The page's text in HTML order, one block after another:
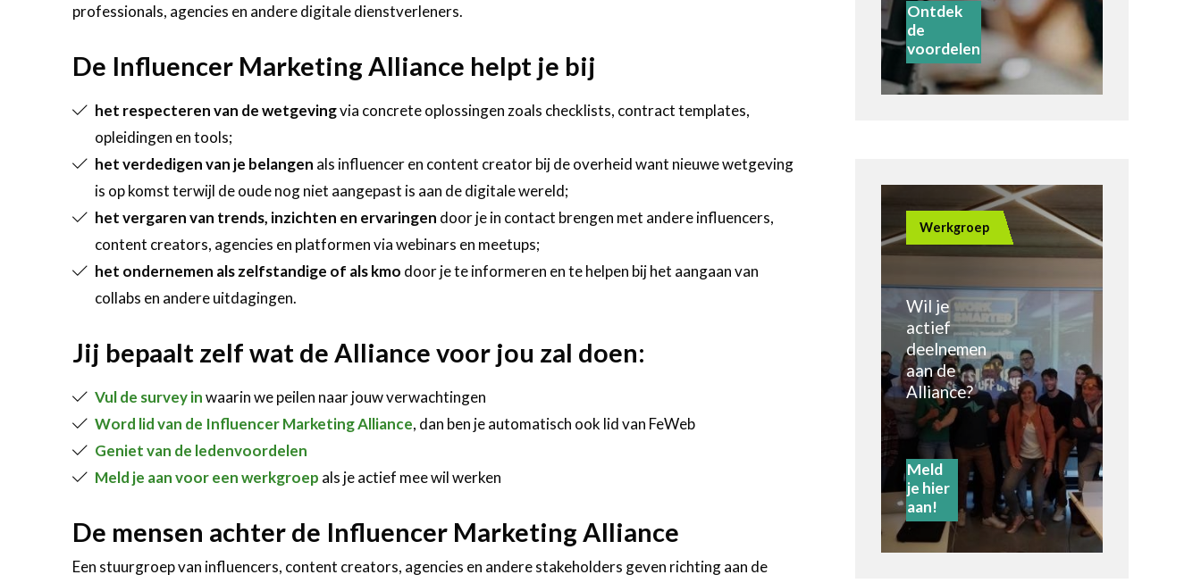
professionals, agencies en andere digitale dienstverleners.
De Influencer Marketing Alliance helpt je bij
het respecteren van de wetgevingvia concrete oplossingen zoals checklists, contract templates,
opleidingen en tools;
het verdedigen van je belangen als influencer en content creator bij de overheid want nieuwe wetgeving
is op komst terwijl de oude nog niet aangepast is aan de digitale wereld;
het vergaren van trends, inzichten en ervaringen door je in contact brengen met andere influencers,
content creators, agencies en platformen via webinars en meetups;
het ondernemen als zelfstandige of als kmo door je te informeren en te helpen bij het aangaan van
collabs en andere uitdagingen.
Jij bepaalt zelf wat de Alliance voor jou zal doen:
Vul de survey inwaarin we peilen naar jouw verwachtingen
Word lid van de Influencer Marketing Alliance, dan ben je automatisch ook lid van FeWeb
Geniet van de ledenvoordelen
Meld je aan voor een werkgroep als je actief mee wil werken
De mensen achter de Influencer Marketing Alliance
Een stuurgroep van influencers, content creators, agencies en andere stakeholders geven richting aan de
Ontdek
de
voordelen
Werkgroep
Wil je
actief
deelnemen
aan de
Alliance?
Meld
je hier
aan!